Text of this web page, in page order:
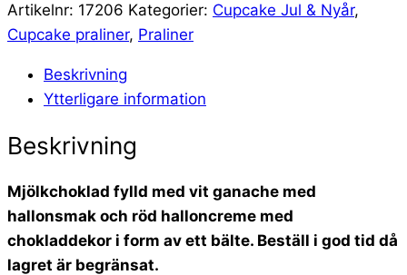
Artikelnr: 17206 Kategorier: Cupcake Jul & Nyår,
Cupcake praliner, Praliner
Beskrivning
Ytterligare information
Beskrivning
Mjölkchoklad fylld med vit ganache med
hallonsmak och röd halloncreme med
chokladdekor i form av ett bälte. Beställ i god tid då
lagret är begränsat.